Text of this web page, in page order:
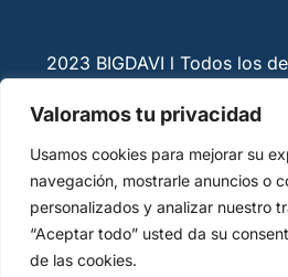
Valoramos tu privacidad
Usamos cookies para mejorar su
navegación, mostrarle anuncios o
personalizados y analizar nuestro
“Aceptar todo” usted da su
de las cookies.
2023 BIGDAVI l Todos los